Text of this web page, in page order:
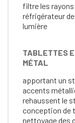
filtre les
réfrigérateur
lumière
TABLETTES
MÉTAL
apportant un
accents
rehaussent le
conception de
nettoyage des